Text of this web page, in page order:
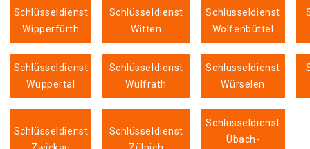
Schlüsseldienst
Wipperfürth
Schlüsseldienst
Witten
Schlüsseldienst
Wolfenbüttel
Schlüsseldienst
Wuppertal
Schlüsseldienst
Wülfrath
Schlüsseldienst
Würselen
Schlüsseldienst
Schlüsseldienst
Schlüsseldienst
Übach-